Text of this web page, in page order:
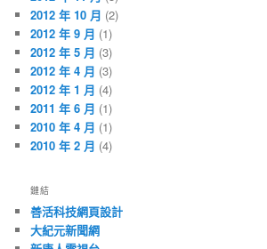
2012 年 10 月 (2)
2012 年 9 月 (1)
2012 年 5 月 (3)
2012 年 4 月 (3)
2012 年 1 月 (4)
2011 年 6 月 (1)
2010 年 4 月 (1)
2010 年 2 月 (4)
鏈結
善活科技網頁設計
大紀元新聞網